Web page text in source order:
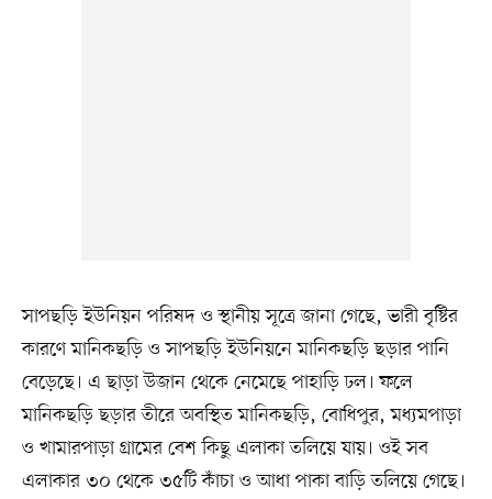
সাপছড়ি ইউনিয়ন পরিষদ ও স্থানীয় সূত্রে জানা গেছে, ভারী বৃষ্টির
কারণে মানিকছড়ি ও সাপছড়ি ইউনিয়নে মানিকছড়ি ছড়ার পানি
বেড়েছে। এ ছাড়া উজান থেকে নেমেছে পাহাড়ি ঢল। ফলে
মানিকছড়ি ছড়ার তীরে অবস্থিত মানিকছড়ি, বোধিপুর, মধ্যমপাড়া
ও খামারপাড়া গ্রামের বেশ কিছু এলাকা তলিয়ে যায়। ওই সব
এলাকার ৩০ থেকে ৩৫টি কাঁচা ও আধা পাকা বাড়ি তলিয়ে গেছে।